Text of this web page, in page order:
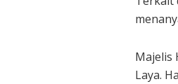
Majelis
Laya.